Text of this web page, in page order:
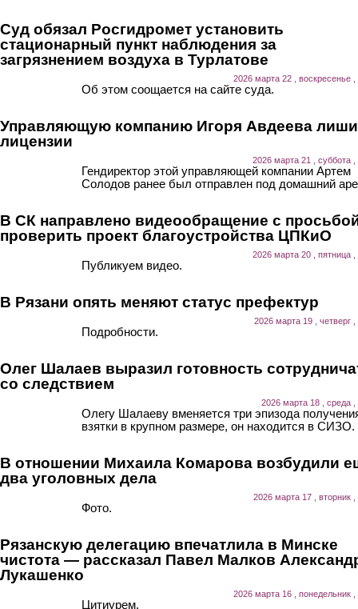
Суд обязал Росгидромет установить
стационарный пункт наблюдения за
загрязнением воздуха в Турлатове
2026 марта 22 , воскресенье ,
Об этом соощается на сайте суда.
Управляющую компанию Игоря Авдеева
лицензии
2026 марта 21 , суббота ,
Гендиректор этой управляющей компании Артем
Солодов ранее был отправлен под домашний
В СК направлено видеообращение с
проверить проект благоустройства ЦПКиО
2026 марта 20 , пятница ,
Публикуем видео.
В Рязани опять меняют статус префектур
2026 марта 19 , четверг ,
Подробности.
Олег Шалаев выразил готовность
со следствием
2026 марта 18 , среда ,
Олегу Шалаеву вменяется три эпизода
взятки в крупном размере, он находится в СИЗО.
В отношении Михаила Комарова возбудили
два уголовных дела
2026 марта 17 , вторник ,
Фото.
Рязанскую делегацию впечатлила в Минске
чистота — рассказал Павел Малков
Лукашенко
2026 марта 16 , понедельник ,
Цитиурем.